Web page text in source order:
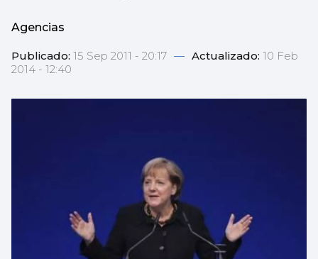
Agencias
Publicado: 15 Sep 2011 - 20:17 — Actualizado: 10 Feb
2014 - 12:40